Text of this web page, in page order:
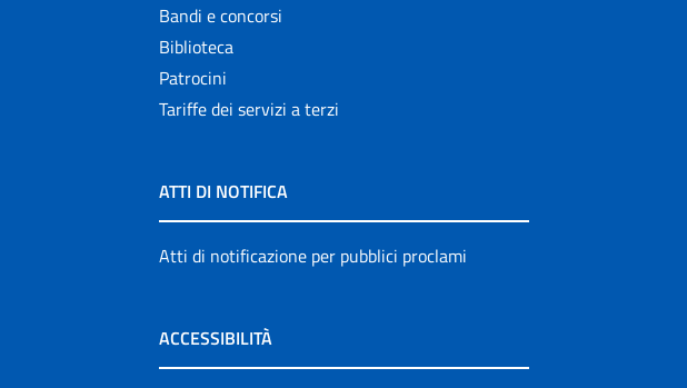
Bandi e concorsi
Biblioteca
Patrocini
Tariffe dei servizi a terzi
ATTI DI NOTIFICA
Atti di notificazione per pubblici proclami
ACCESSIBILITÀ